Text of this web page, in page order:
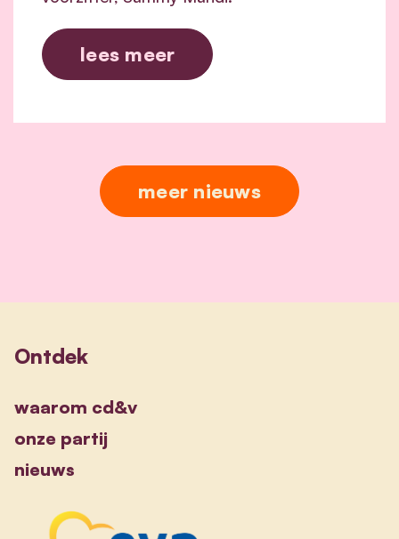
lees meer
meer nieuws
Ontdek
waarom cd&v
onze partij
nieuws